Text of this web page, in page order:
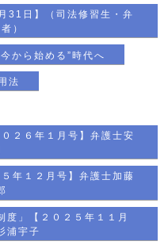
31日】（司法修習生・弁
）
から始める”時代へ
法
２６年１月号】弁護士安
年１２月号】弁護士加藤
度」【２０２５年１１月
浦宇子